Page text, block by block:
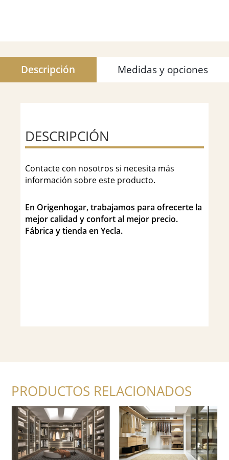
Descripción Medidas y opciones
DESCRIPCIÓN
Contacte con nosotros si necesita más
información sobre este producto.
En Origenhogar, trabajamos para ofrecerte la
mejor calidad y confort al mejor precio.
Fábrica y tienda en Yecla.
PRODUCTOS RELACIONADOS